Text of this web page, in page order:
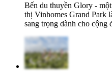
Bến du thuyền Glory -
thị Vinhomes Grand Park
sang trọng dành cho